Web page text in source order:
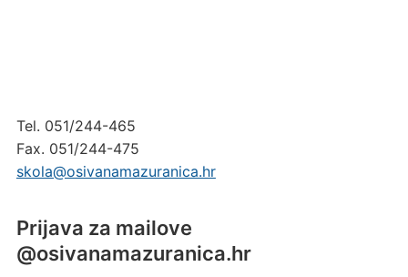
Tel. 051/244-465
Fax. 051/244-475
skola@osivanamazuranica.hr
Prijava za mailove
@osivanamazuranica.hr